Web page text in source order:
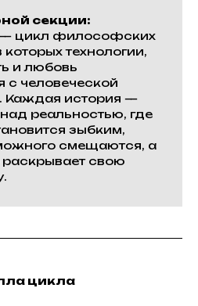
секции:
— цикл философских
которых технологии,
и любовь
с человеческой
Каждая история —
реальностью, где
зыбким,
смещаются, а
свою
цикла